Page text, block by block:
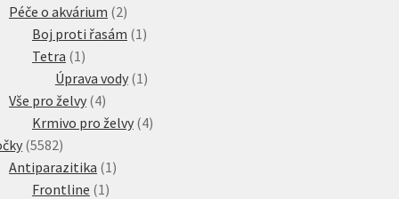
produktů
Péče o akvárium 22
produkty
Boj proti řasám 11
Tetra 11
produkt
Úprava vody 11
Vše pro želvy 44
produkty
Krmivo pro želvy 44
55825582
produktů
Antiparazitika 11
Frontline 11